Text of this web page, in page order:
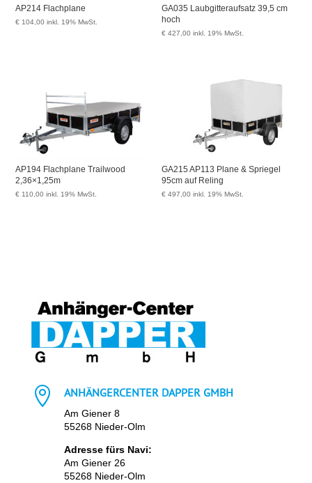
AP214 Flachplane
€ 104,00 inkl. 19% MwSt.
GA035 Laubgitteraufsatz 39,5 cm
hoch
€ 427,00 inkl. 19% MwSt.
AP194 Flachplane Trailwood
2,36×1,25m
€ 110,00 inkl. 19% MwSt.
GA215 AP113 Plane & Spriegel
95cm auf Reling
€ 497,00 inkl. 19% MwSt.
 ANHÄNGERCENTER DAPPER GMBH
Am Giener 8
55268 Nieder-Olm
Adresse fürs Navi:
Am Giener 26
55268 Nieder-Olm